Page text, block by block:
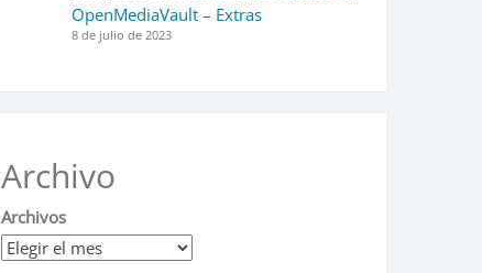
OpenMediaVault – Extras
8 de julio de 2023
Archivo
Archivos